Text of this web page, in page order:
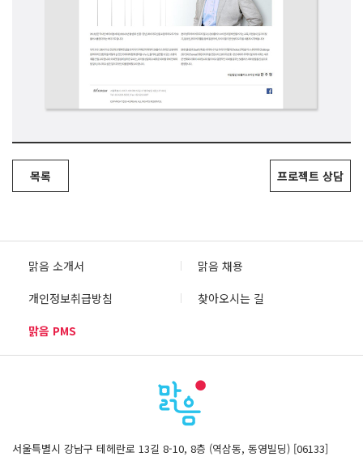
목록 프로젝트 상담
맑음 소개서
맑음 채용
개인정보취급방침
찾아오시는 길
맑음 PMS
서울특별시 강남구 테헤란로 13길 8-10, 8층 (역삼동, 동영빌딩) [06133]